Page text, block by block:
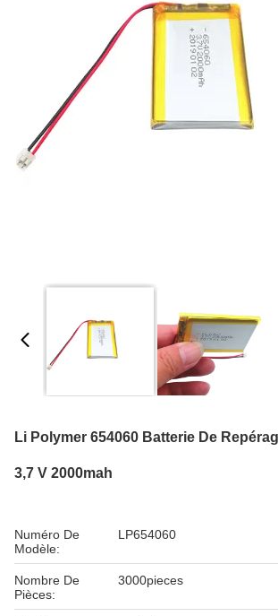
Li Polymer 654060 Batterie De
3,7 V 2000mah
Numéro De
Modèle:
LP654060
Nombre De
Pièces:
3000pieces